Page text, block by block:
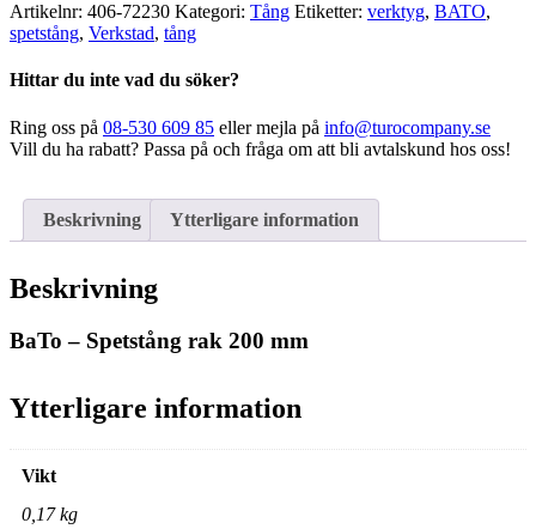
rak
200
mängd
Artikelnr: 406-72230 Kategori: Tång Etiketter: verktyg, BATO,
spetstång, Verkstad, tång
Hittar du inte vad du söker?
Ring oss på 08-530 609 85 eller mejla på info@turocompany.se
Vill du ha rabatt? Passa på och fråga om att bli avtalskund hos oss!
Beskrivning Ytterligare information
Beskrivning
BaTo – Spetstång rak 200 mm
Ytterligare information
Vikt
0,17 kg